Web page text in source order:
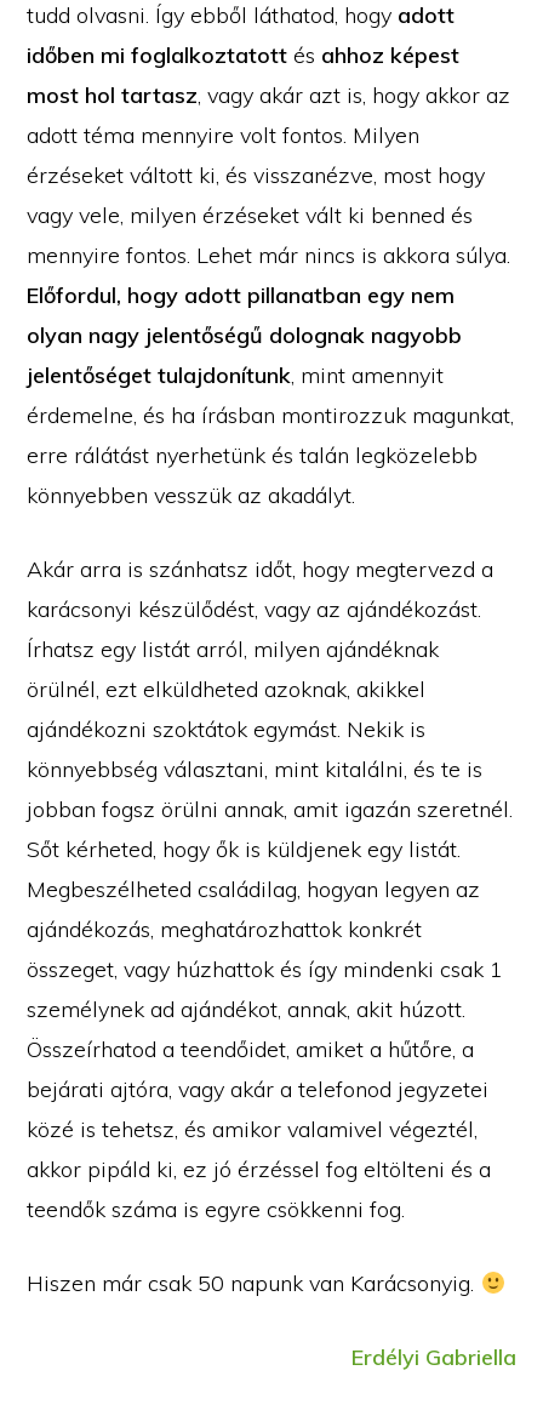
tudd olvasni. Így ebből láthatod, hogy adott
időben mi foglalkoztatott és ahhoz képest
most hol tartasz, vagy akár azt is, hogy akkor az
adott téma mennyire volt fontos. Milyen
érzéseket váltott ki, és visszanézve, most hogy
vagy vele, milyen érzéseket vált ki benned és
mennyire fontos. Lehet már nincs is akkora súlya.
Előfordul, hogy adott pillanatban egy nem
olyan nagy jelentőségű dolognak nagyobb
jelentőséget tulajdonítunk, mint amennyit
érdemelne, és ha írásban montirozzuk magunkat,
erre rálátást nyerhetünk és talán legközelebb
könnyebben vesszük az akadályt.
Akár arra is szánhatsz időt, hogy megtervezd a
karácsonyi készülődést, vagy az ajándékozást.
Írhatsz egy listát arról, milyen ajándéknak
örülnél, ezt elküldheted azoknak, akikkel
ajándékozni szoktátok egymást. Nekik is
könnyebbség választani, mint kitalálni, és te is
jobban fogsz örülni annak, amit igazán szeretnél.
Sőt kérheted, hogy ők is küldjenek egy listát.
Megbeszélheted családilag, hogyan legyen az
ajándékozás, meghatározhattok konkrét
összeget, vagy húzhattok és így mindenki csak 1
személynek ad ajándékot, annak, akit húzott.
Összeírhatod a teendőidet, amiket a hűtőre, a
bejárati ajtóra, vagy akár a telefonod jegyzetei
közé is tehetsz, és amikor valamivel végeztél,
akkor pipáld ki, ez jó érzéssel fog eltölteni és a
teendők száma is egyre csökkenni fog.
Hiszen már csak 50 napunk van Karácsonyig.
Erdélyi Gabriella